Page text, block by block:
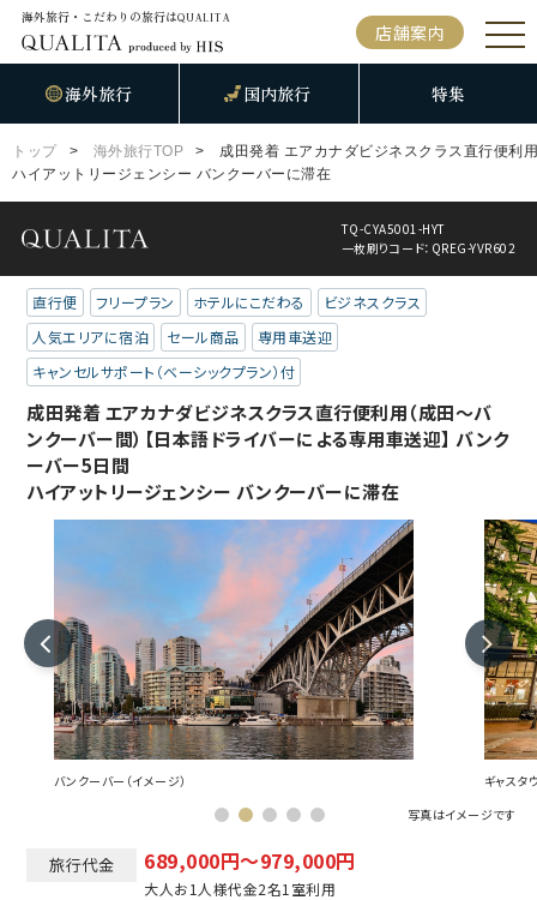
海外旅行・こだわりの旅行はQUALITA
店舗案内
海外旅行 国内旅行 特集
トップ 海外旅行TOP
成田発着 エアカナダビジネスクラス直行便利
ハイアットリージェンシー バンクーバーに滞在
TQ-CYA5001-HYT
一枚刷りコード：QREG-YVR602
直行便 フリープラン ホテルにこだわる
ビジネスクラス
人気エリアに宿泊
セール商品
専用車送迎
キャンセルサポート（ベーシックプラン）付
成田発着 エアカナダビジネスクラス直行便利用（成田～バ
ンクーバー間）【日本語ドライバーによる専用車送迎】 バンク
ーバー5日間
ハイアットリージェンシー バンクーバーに滞在
バンクーバー（イメージ）
ギャスタ
写真はイメージです
旅行代金 689,000円～979,000円
大人お1人様代金2名1室利用